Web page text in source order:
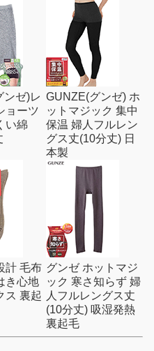
ンゼ)レ
ョーツ
い綿
GUNZE(グンゼ) ホ
ットマジック 集中
保温 婦人フルレン
グス丈(10分丈) 日
本製
計 毛布
き心地
ス 裏起
グンゼ ホットマジ
ック 寒さ知らず 婦
人フルレングス丈
(10分丈) 吸湿発熱
裏起毛